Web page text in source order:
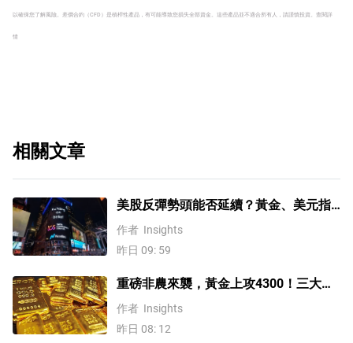
以確保您了解風險。 差價合約（CFD）是槓桿性產品，有可能導致您損失全部資金。這些產品並不適合所有人，請謹慎投資。 查閱詳
情
相關文章
美股反彈勢頭能否延續？黃金、美元指
數、費半指數、納指100技術分析
作者 Insights
昨日 09: 59
重磅非農來襲，黃金上攻4300！三大因
素預示金價升勢有望延續
作者 Insights
昨日 08: 12